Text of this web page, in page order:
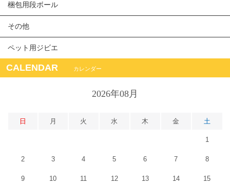
梱包用段ボール
その他
ペット用ジビエ
CALENDAR カレンダー
2026年08月
日 月 火 水 木 金 土
1
2 3 4 5 6 7 8
9 10 11 12 13 14 15